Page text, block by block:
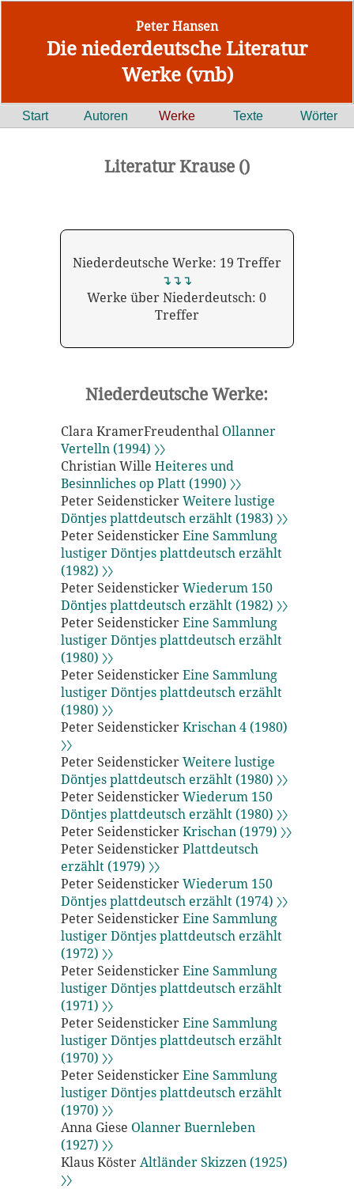
Peter Hansen
Die niederdeutsche Literatur
Werke (vnb)
Start Autoren Werke Texte Wörter
Literatur Krause ()
Niederdeutsche Werke: 19 Treffer
↴↴↴
Werke über Niederdeutsch: 0
Treffer
Niederdeutsche Werke:
Clara KramerFreudenthal Ollanner
Vertelln (1994) 〉〉
Christian Wille Heiteres und
Besinnliches op Platt (1990) 〉〉
Peter SeidenstickerWeitere lustige
Döntjes plattdeutsch erzählt (1983) 〉〉
Peter SeidenstickerEine Sammlung
lustiger Döntjes plattdeutsch erzählt
(1982) 〉〉
Peter SeidenstickerWiederum 150
Döntjes plattdeutsch erzählt (1982) 〉〉
Peter SeidenstickerEine Sammlung
lustiger Döntjes plattdeutsch erzählt
(1980) 〉〉
Peter SeidenstickerEine Sammlung
lustiger Döntjes plattdeutsch erzählt
(1980) 〉〉
Peter SeidenstickerKrischan 4 (1980)
〉〉
Peter SeidenstickerWeitere lustige
Döntjes plattdeutsch erzählt (1980) 〉〉
Peter SeidenstickerWiederum 150
Döntjes plattdeutsch erzählt (1980) 〉〉
Peter SeidenstickerKrischan (1979) 〉〉
Peter SeidenstickerPlattdeutsch
erzählt (1979) 〉〉
Peter SeidenstickerWiederum 150
Döntjes plattdeutsch erzählt (1974) 〉〉
Peter SeidenstickerEine Sammlung
lustiger Döntjes plattdeutsch erzählt
(1972) 〉〉
Peter SeidenstickerEine Sammlung
lustiger Döntjes plattdeutsch erzählt
(1971) 〉〉
Peter SeidenstickerEine Sammlung
lustiger Döntjes plattdeutsch erzählt
(1970) 〉〉
Peter SeidenstickerEine Sammlung
lustiger Döntjes plattdeutsch erzählt
(1970) 〉〉
Anna Giese Olanner Buernleben
(1927) 〉〉
Klaus KösterAltländer Skizzen (1925)
〉〉